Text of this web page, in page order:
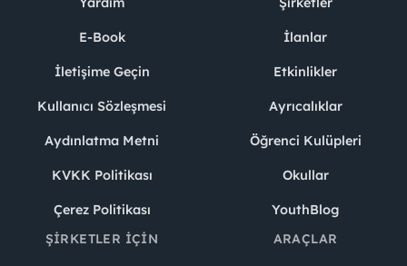
E-Book
İletişime Geçin
Kullanıcı Sözleşmesi
Aydınlatma Metni
KVKK Politikası
Çerez Politikası
İlanlar
Etkinlikler
Ayrıcalıklar
Öğrenci Kulüpleri
Okullar
YouthBlog
ŞIRKETLER İÇIN
ARAÇLAR